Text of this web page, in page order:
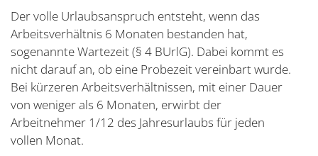
Der volle Urlaubsanspruch entsteht, wenn das
Arbeitsverhältnis 6 Monaten bestanden hat,
sogenannte Wartezeit (§ 4 BUrlG). Dabei kommt es
nicht darauf an, ob eine Probezeit vereinbart wurde.
Bei kürzeren Arbeitsverhältnissen, mit einer Dauer
von weniger als 6 Monaten, erwirbt der
Arbeitnehmer 1/12 des Jahresurlaubs für jeden
vollen Monat.